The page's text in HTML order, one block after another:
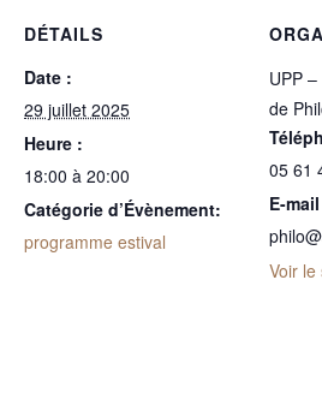
DÉTAILS
Date :
29 juillet 2025
Heure :
18:00 à 20:00
Catégorie d’Évènement:
programme estival
UPP
de
05 61
E-mail
Voir